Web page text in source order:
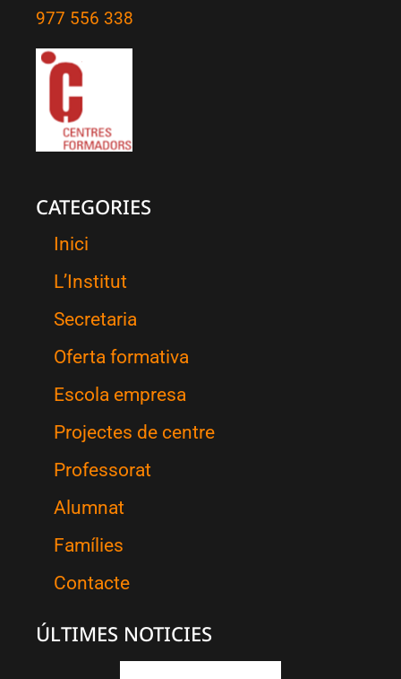
977 556 338
CATEGORIES
Inici
L’Institut
Secretaria
Oferta formativa
Escola empresa
Projectes de centre
Professorat
Alumnat
Famílies
Contacte
ÚLTIMES NOTICIES